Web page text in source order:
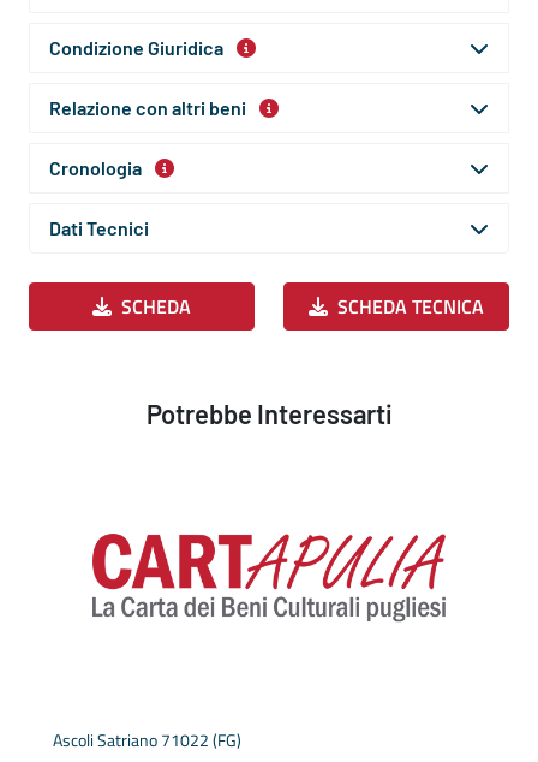
Condizione Giuridica
Relazione con altri beni
Cronologia
Dati Tecnici
SCHEDA SCHEDA TECNICA
Potrebbe Interessarti
Ascoli Satriano 71022 (FG)